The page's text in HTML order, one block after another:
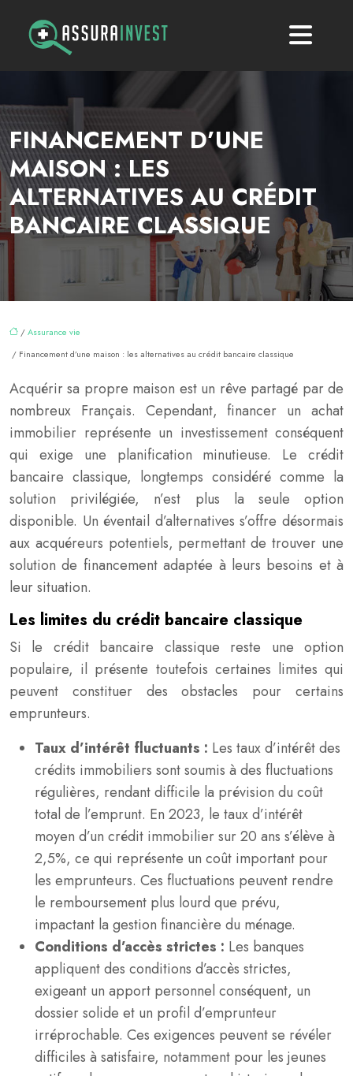
FINANCEMENT D’UNE
MAISON : LES
ALTERNATIVES AU CRÉDIT
BANCAIRE CLASSIQUE
/Assurance vie
/ Financement d’une maison : les alternatives au crédit bancaire classique
Acquérir sa propre maison est un rêve partagé par de
nombreux Français. Cependant, financer un achat
immobilier représente un investissement conséquent
qui exige une planification minutieuse. Le crédit
bancaire classique, longtemps considéré comme la
solution privilégiée, n’est plus la seule option
disponible. Un éventail d’alternatives s’offre désormais
aux acquéreurs potentiels, permettant de trouver une
solution de financement adaptée à leurs besoins et à
leur situation.
Les limites du crédit bancaire classique
Si le crédit bancaire classique reste une option
populaire, il présente toutefois certaines limites qui
peuvent constituer des obstacles pour certains
emprunteurs.
Taux d’intérêt fluctuants : Les taux d’intérêt des
crédits immobiliers sont soumis à des fluctuations
régulières, rendant difficile la prévision du coût
total de l’emprunt. En 2023, le taux d’intérêt
moyen d’un crédit immobilier sur 20 ans s’élève à
2,5%, ce qui représente un coût important pour
les emprunteurs. Ces fluctuations peuvent rendre
le remboursement plus lourd que prévu,
impactant la gestion financière du ménage.
Conditions d’accès strictes : Les banques
appliquent des conditions d’accès strictes,
exigeant un apport personnel conséquent, un
dossier solide et un profil d’emprunteur
irréprochable. Ces exigences peuvent se révéler
difficiles à satisfaire, notamment pour les jeunes